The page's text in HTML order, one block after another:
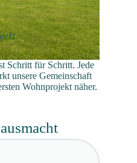
Schritt für Schritt. Jede
unsere Gemeinschaft
Wohnprojekt näher.